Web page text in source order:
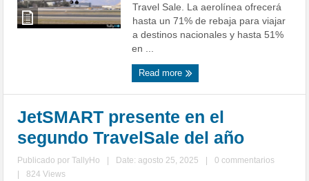
Travel Sale. La aerolínea ofrecerá
hasta un 71% de rebaja para viajar
a destinos nacionales y hasta 51%
en ...
Read more
JetSMART presente en el
segundo TravelSale del año
Publicado porTallyHo Date: agosto 25, 2025
0 commentarios
824 Views